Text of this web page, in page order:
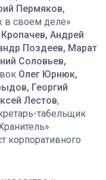
Пермяков,
в своем деле»
Андрей
Поздеев, Марат
Соловьев,
Олег Юрнюк,
Георгий
Лестов,
табельщик
корпоративного